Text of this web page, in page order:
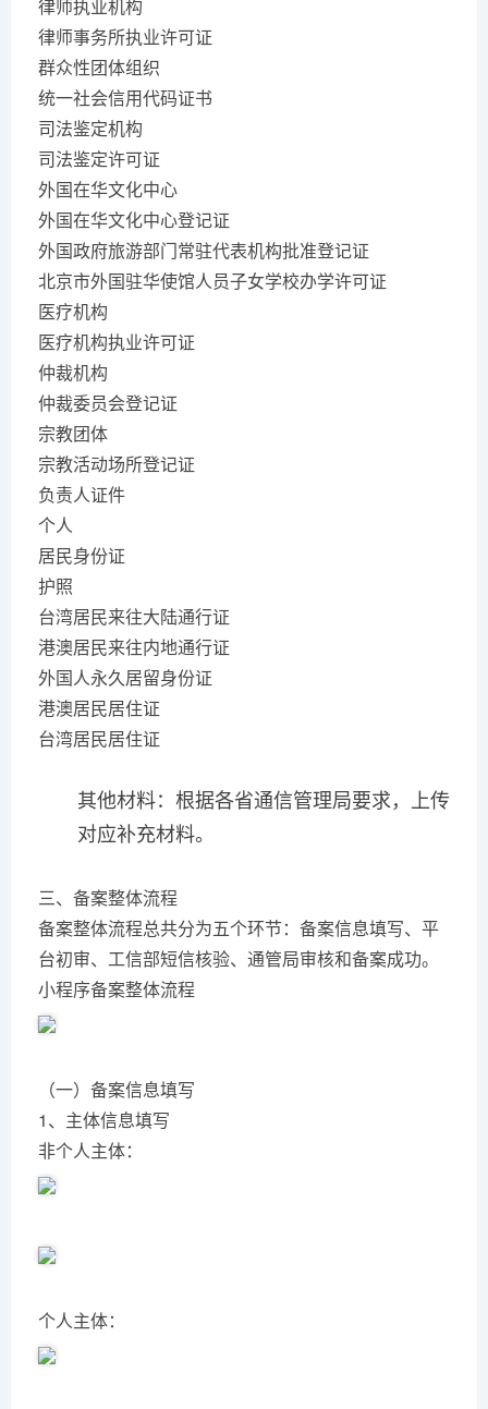
律师执业机构
律师事务所执业许可证
群众性团体组织
统一社会信用代码证书
司法鉴定机构
司法鉴定许可证
外国在华文化中心
外国在华文化中心登记证
外国政府旅游部门常驻代表机构批准登记证
北京市外国驻华使馆人员子女学校办学许可证
医疗机构
医疗机构执业许可证
仲裁机构
仲裁委员会登记证
宗教团体
宗教活动场所登记证
负责人证件
个人
居民身份证
护照
台湾居民来往大陆通行证
港澳居民来往内地通行证
外国人永久居留身份证
港澳居民居住证
台湾居民居住证
其他材料：根据各省通信管理局要求，上传
对应补充材料。
三、备案整体流程
备案整体流程总共分为五个环节：备案信息填写、平
台初审、工信部短信核验、通管局审核和备案成功。
小程序备案整体流程
（一）备案信息填写
1、主体信息填写
非个人主体：
个人主体：